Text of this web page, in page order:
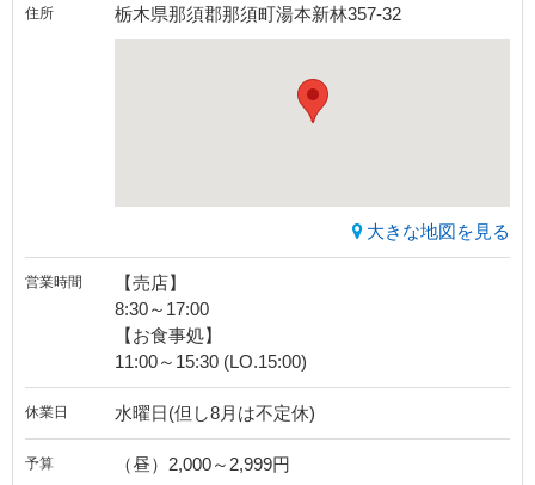
住所 栃木県那須郡那須町湯本新林357-32
大きな地図を見る
営業時間
【売店】
8:30～17:00
【お食事処】
11:00～15:30 (LO.15:00)
休業日 水曜日(但し8月は不定休)
予算 （昼）2,000～2,999円